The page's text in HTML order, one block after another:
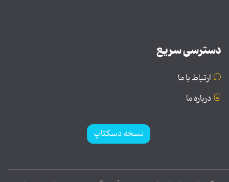
دسترسی سریع
ارتباط با ما
درباره ما
نسخه دسکتاپ